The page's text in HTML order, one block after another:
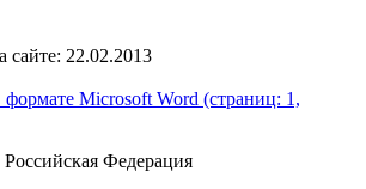
сайте: 22.02.2013
формате Microsoft Word (страниц: 1,
Российская Федерация